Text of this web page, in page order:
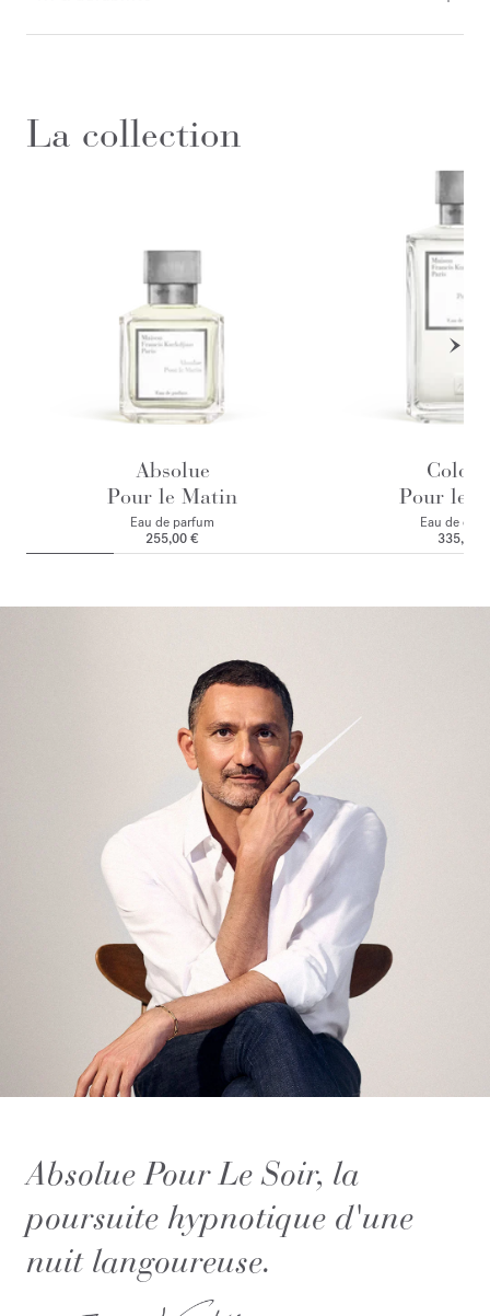
La collection
Absolue
Pour le Matin
Eau de parfum
255,00 €
Pour le
Eau de
335,00 €
Absolue Pour Le Soir, la
poursuite hypnotique d'une
nuit langoureuse.